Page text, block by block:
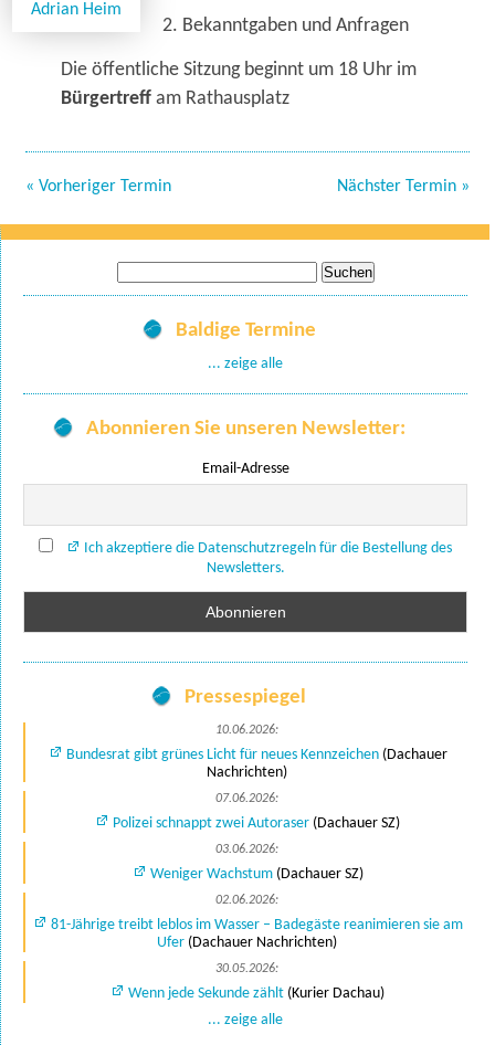
Adrian Heim
2. Bekanntgaben und Anfragen
Die öffentliche Sitzung beginnt um 18 Uhr im
Bürgertreff am Rathausplatz
« Vorheriger Termin Nächster Termin »
nach:
Baldige Termine
... zeige alle
Abonnieren Sie unseren Newsletter:
Email-Adresse
Ich akzeptiere die Datenschutzregeln für die Bestellung des
Newsletters.
Pressespiegel
10.06.2026:
Bundesrat gibt grünes Licht für neues Kennzeichen(Dachauer
Nachrichten)
07.06.2026:
Polizei schnappt zwei Autoraser (Dachauer SZ)
03.06.2026:
Weniger Wachstum(Dachauer SZ)
02.06.2026:
81-Jährige treibt leblos im Wasser – Badegäste reanimieren sie am
Ufer(Dachauer Nachrichten)
30.05.2026:
Wenn jede Sekunde zählt (Kurier Dachau)
... zeige alle